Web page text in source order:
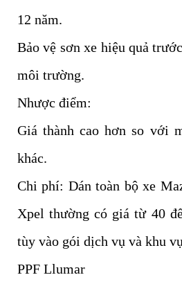
12 năm.
Bảo vệ sơn xe hiệu quả
môi trường.
Nhược điểm:
Giá thành cao hơn so với
khác.
Chi phí: Dán toàn bộ xe
Xpel thường có giá từ 40
tùy vào gói dịch vụ và khu
PPF Llumar